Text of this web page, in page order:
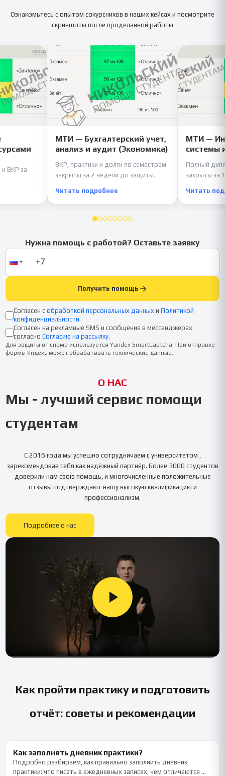
Ознакомьтесь с опытом сокурсников в наших кейсах и посмотрите
скриншоты после проделанной работы
и ВКР за
МТИ — Бухгалтерский учет,
анализ и аудит (Экономика)
ВКР, практики и долги по семестрам
закрыты за 2 недели до защиты.
Читать подробнее
МТИ —
системы
Полный
закрыты за
Читать
Нужна помощь с работой? Оставьте заявку
Получить помощь
Согласен с обработкой персональных данных и Политикой
конфиденциальности.
Согласен на рекламные SMS и сообщения в мессенджерах
согласно Согласию на рассылку.
Для защиты от спама используется Yandex SmartCaptcha. При отправке
формы Яндекс может обрабатывать технические данные.
О НАС
Мы - лучший сервис помощи
студентам
С 2016 года мы успешно сотрудничаем с университетом
зарекомендовав себя как надёжный партнёр. Более 3000 студентов
доверили нам свою помощь, и многочисленные положительные
отзывы подтверждают нашу высокую квалификацию и
профессионализм.
Подробнее о нас
Как пройти практику и подготовить
отчёт: советы и рекомендации
Как заполнять дневник практики?
Подробно разбираем, как правильно заполнить дневник
практики: что писать в ежедневных записях, чем отличаются …